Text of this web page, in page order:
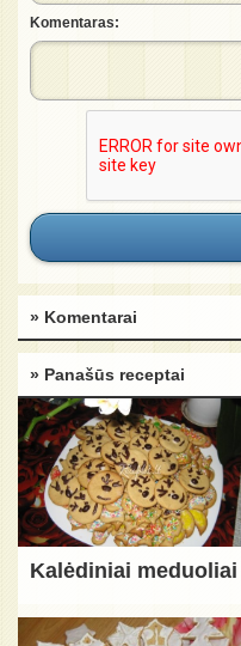
Komentaras:
» Komentarai
» Panašūs receptai
Kalėdiniai meduoliai